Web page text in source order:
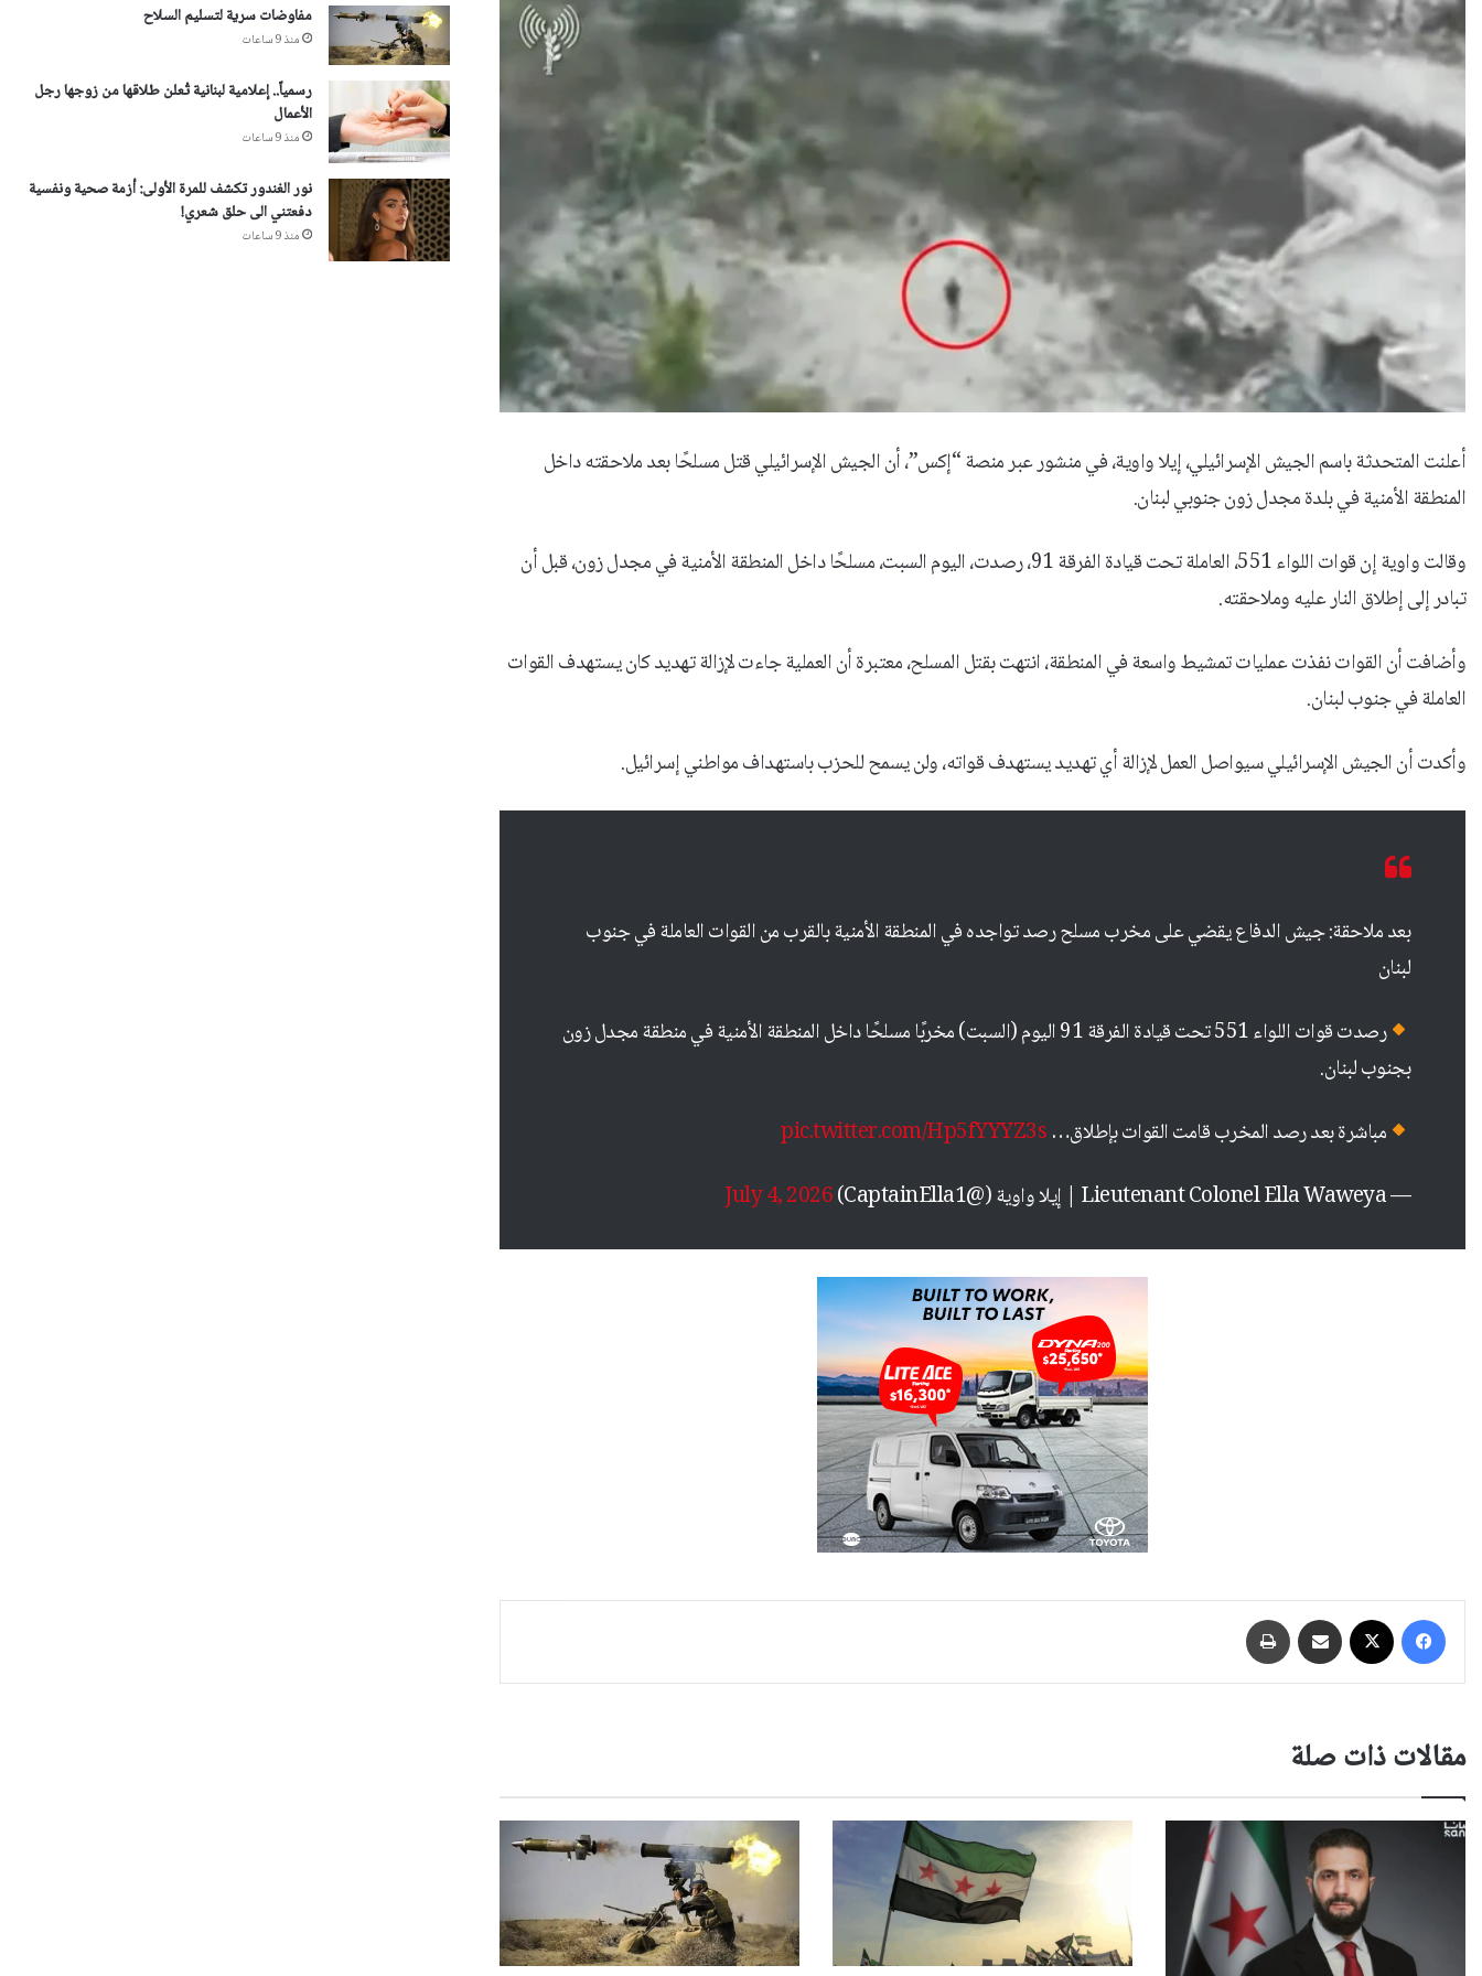
أعلنت المتحدثة باسم الجيش الإسرائيلي، إيلا واوية، في منشور عبر منصة “إكس”، أن الجيش الإسرائيلي قتل مسلحًا بعد ملاحقته داخل
المنطقة الأمنية في بلدة مجدل زون جنوبي لبنان.
وقالت واوية إن قوات اللواء 551، العاملة تحت قيادة الفرقة 91، رصدت، اليوم السبت، مسلحًا داخل المنطقة الأمنية في مجدل زون، قبل أن
تبادر إلى إطلاق النار عليه وملاحقته.
وأضافت أن القوات نفذت عمليات تمشيط واسعة في المنطقة، انتهت بقتل المسلح، معتبرة أن العملية جاءت لإزالة تهديد كان يستهدف القوات
العاملة في جنوب لبنان.
وأكدت أن الجيش الإسرائيلي سيواصل العمل لإزالة أي تهديد يستهدف قواته، ولن يسمح للحزب باستهداف مواطني إسرائيل.
بعد ملاحقة: جيش الدفاع يقضي على مخرب مسلح رصد تواجده في المنطقة الأمنية بالقرب من القوات العاملة في جنوب
لبنان
رصدت قوات اللواء 551 تحت قيادة الفرقة 91 اليوم (السبت) مخربًا مسلحًا داخل المنطقة الأمنية في منطقة مجدل زون
بجنوب لبنان.
مباشرة بعد رصد المخرب قامت القوات بإطلاق…pic.twitter.com/Hp5fYYYZ3s
— Lieutenant Colonel Ella Waweya | إيلا واوية (@CaptainElla1)
July 4, 2026
فيسبوك مشاركة عبر البريد
مقالات ذات صلة
مفاوضات سرية لتسليم السلاح
منذ 9 ساعات
رسمياً.. إعلامية لبنانية تُعلن طلاقها من زوجها رجل
الأعمال
منذ 9 ساعات
نور الغندور تكشف للمرة الأولى: أزمة صحية ونفسية
دفعتني الى حلق شعري!
منذ 9 ساعات